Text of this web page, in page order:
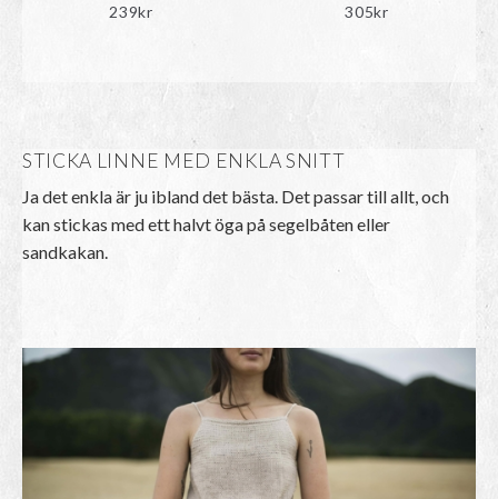
239kr
305kr
STICKA LINNE MED ENKLA SNITT
Ja det enkla är ju ibland det bästa. Det passar till allt, och
kan stickas med ett halvt öga på segelbåten eller
sandkakan.